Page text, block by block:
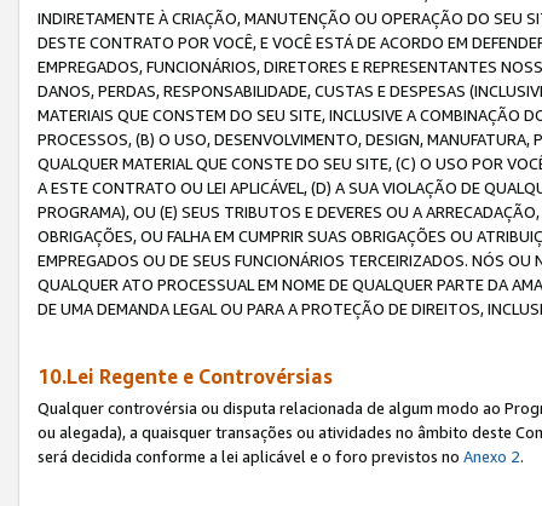
INDIRETAMENTE À CRIAÇÃO, MANUTENÇÃO OU OPERAÇÃO DO SEU
DESTE CONTRATO POR VOCÊ, E VOCÊ ESTÁ DE ACORDO EM
EMPREGADOS, FUNCIONÁRIOS, DIRETORES E REPRESENTANTES
DANOS, PERDAS, RESPONSABILIDADE, CUSTAS E DESPESAS
MATERIAIS QUE CONSTEM DO SEU SITE, INCLUSIVE A COMBINAÇÃO
PROCESSOS, (B) O USO, DESENVOLVIMENTO, DESIGN,
QUALQUER MATERIAL QUE CONSTE DO SEU SITE, (C) O USO POR
A ESTE CONTRATO OU LEI APLICÁVEL, (D) A SUA VIOLAÇÃO DE
PROGRAMA), OU (E) SEUS TRIBUTOS E DEVERES OU A
OBRIGAÇÕES, OU FALHA EM CUMPRIR SUAS OBRIGAÇÕES OU
EMPREGADOS OU DE SEUS FUNCIONÁRIOS TERCEIRIZADOS. NÓS
QUALQUER ATO PROCESSUAL EM NOME DE QUALQUER PARTE DA
DE UMA DEMANDA LEGAL OU PARA A PROTEÇÃO DE DIREITOS,
10.Lei Regente e Controvérsias
Qualquer controvérsia ou disputa relacionada de algum modo ao
ou alegada), a quaisquer transações ou atividades no âmbito deste
será decidida conforme a lei aplicável e o foro previstos no Anexo 2.